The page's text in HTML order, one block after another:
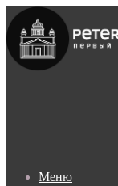
Меню